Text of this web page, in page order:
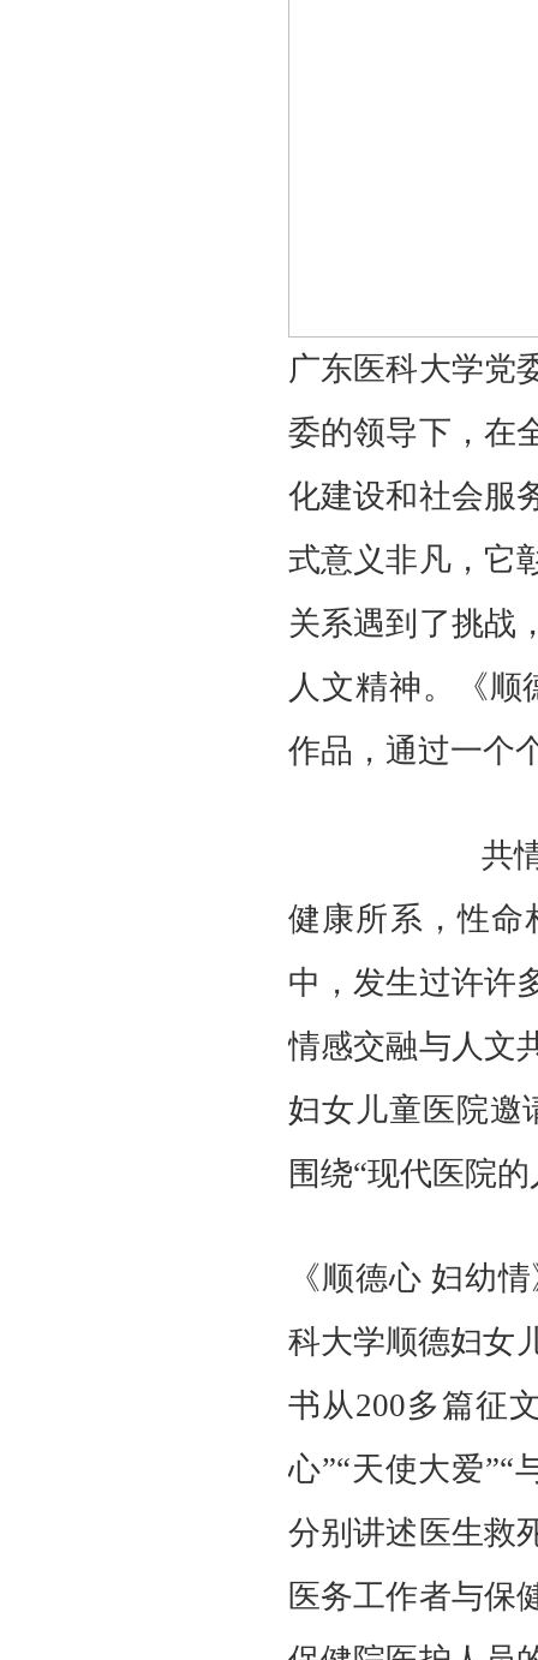
广东医科大学党
委的领导下，在
化建设和社会服
式意义非凡，它
关系遇到了挑战
人文精神。《顺
作品，通过一个
共
健康所系，性命
中，发生过许许
情感交融与人文
妇女儿童医院邀
围绕“现代医院
《顺德心 妇幼
科大学顺德妇女
书从200多篇征
心”“天使大爱”“
分别讲述医生救
医务工作者与保